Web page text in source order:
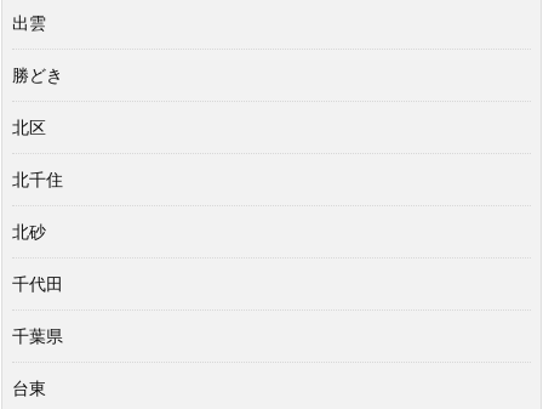
出雲
勝どき
北区
北千住
北砂
千代田
千葉県
台東